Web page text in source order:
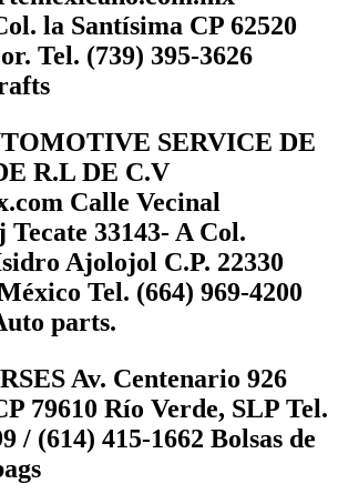
la Santísima CP 62520
Tel. (739) 395-3626
SERVICE DE
R.L DE C.V
Calle Vecinal
33143- A Col.
Ajolojol C.P. 22330
Tel. (664) 969-4200
parts.
Av. Centenario 926
79610 Río Verde, SLP Tel.
/ (614) 415-1662 Bolsas de